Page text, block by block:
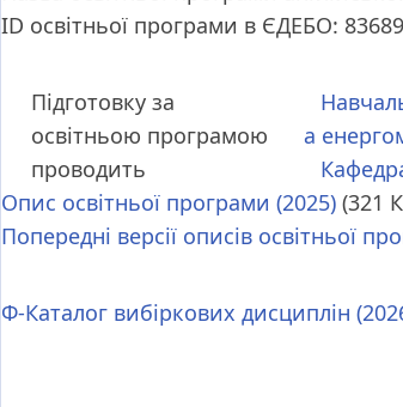
ID освітньої програми в ЄДЕБО: 83689
Підготовку за
освітньою програмою
проводить
а
Опис освітньої програми (2025) (321
Попередні версії описів освітньої
Ф-Каталог вибіркових дисциплін